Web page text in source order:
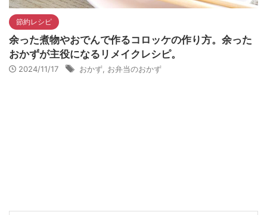
節約レシピ
余った煮物やおでんで作るコロッケの作り方。余った
おかずが主役になるリメイクレシピ。
2024/11/17 おかず お弁当のおかず